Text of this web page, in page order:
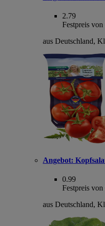
2.79
Festpreis
aus Deutschland,
Angebot:
0.99
Festpreis
aus Deutschland,